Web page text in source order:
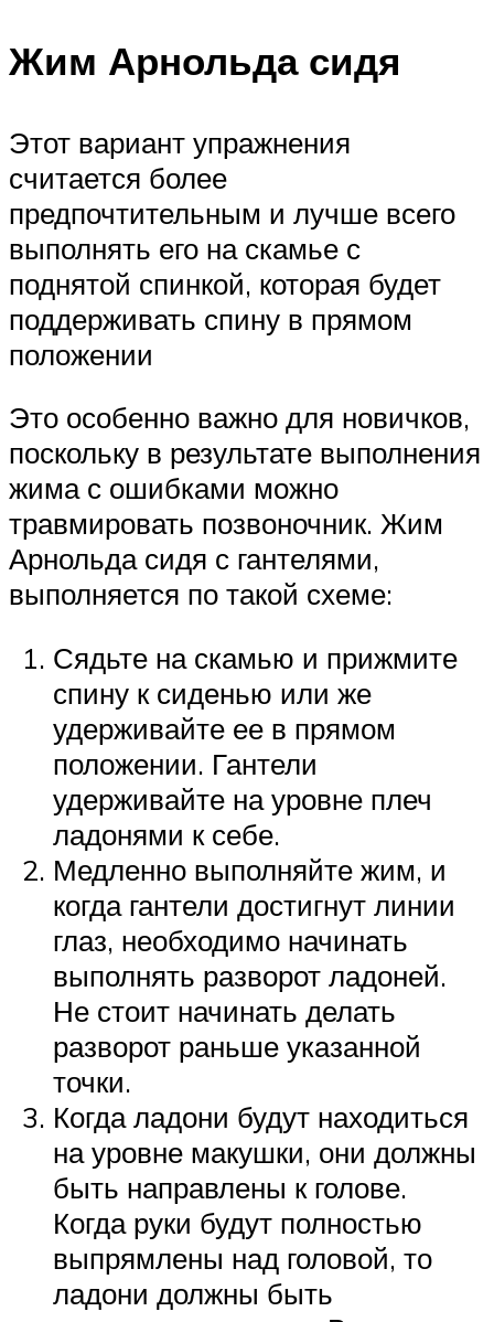
Жим Арнольда сидя
Этот вариант упражнения
считается более
предпочтительным и лучше всего
выполнять его на скамье с
поднятой спинкой, которая будет
поддерживать спину в прямом
положении
Это особенно важно для новичков,
поскольку в результате выполнения
жима с ошибками можно
травмировать позвоночник. Жим
Арнольда сидя с гантелями,
выполняется по такой схеме:
Сядьте на скамью и прижмите
спину к сиденью или же
удерживайте ее в прямом
положении. Гантели
удерживайте на уровне плеч
ладонями к себе.
Медленно выполняйте жим, и
когда гантели достигнут линии
глаз, необходимо начинать
выполнять разворот ладоней.
Не стоит начинать делать
разворот раньше указанной
точки.
Когда ладони будут находиться
на уровне макушки, они должны
быть направлены к голове.
Когда руки будут полностью
выпрямлены над головой, то
ладони должны быть